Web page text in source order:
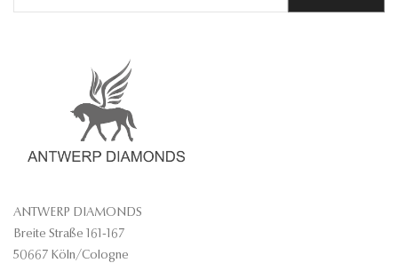
ANTWERP DIAMONDS
Breite Straße 161-167
50667 Köln/Cologne